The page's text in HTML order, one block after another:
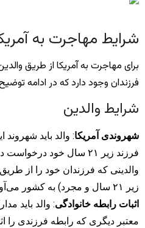
شرایط مهاجرت به
برای مهاجرت به آمریکا از طریق
فرزندان وجود دارد که در ادامه
شرایط والدین
شهروندی آمریکا: والد باید شهروند
فرزند زیر ۲۱ سال خود
زیر ۲۱ سال و مجرد) به کشور می‌آورند، ضروری است.
اثبات رابطه خانوادگی: والد باید
معتبر دیگری که رابطه فرزندی را